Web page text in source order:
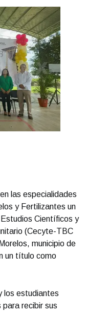
las especialidades
y Fertilizantes un
Científicos y
(Cecyte-TBC
municipio de
un título como
los estudiantes
recibir sus